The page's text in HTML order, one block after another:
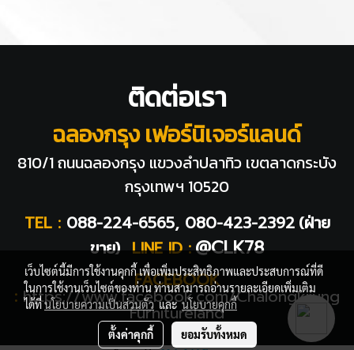
ติดต่อเรา
ฉลองกรุง เฟอร์นิเจอร์แลนด์
810/1 ถนนฉลองกรุง แขวงลำปลาทิว เขตลาดกระบัง
กรุงเทพฯ 10520
TEL : 088-224-6565, 080-423-2392 (ฝ่าย
ขาย) LINE ID : @CLK78
FACEBOOK
: https://www.facebook.com/Chalongkrung
Furnitureland
เว็บไซต์นี้มีการใช้งานคุกกี้ เพื่อเพิ่มประสิทธิภาพและประสบการณ์ที่ดี
ในการใช้งานเว็บไซต์ของท่าน ท่านสามารถอ่านรายละเอียดเพิ่มเติม
ได้ที่นโยบายความเป็นส่วนตัวและนโยบายคุกกี้
ตั้งค่าคุกกี้ ยอมรับทั้งหมด